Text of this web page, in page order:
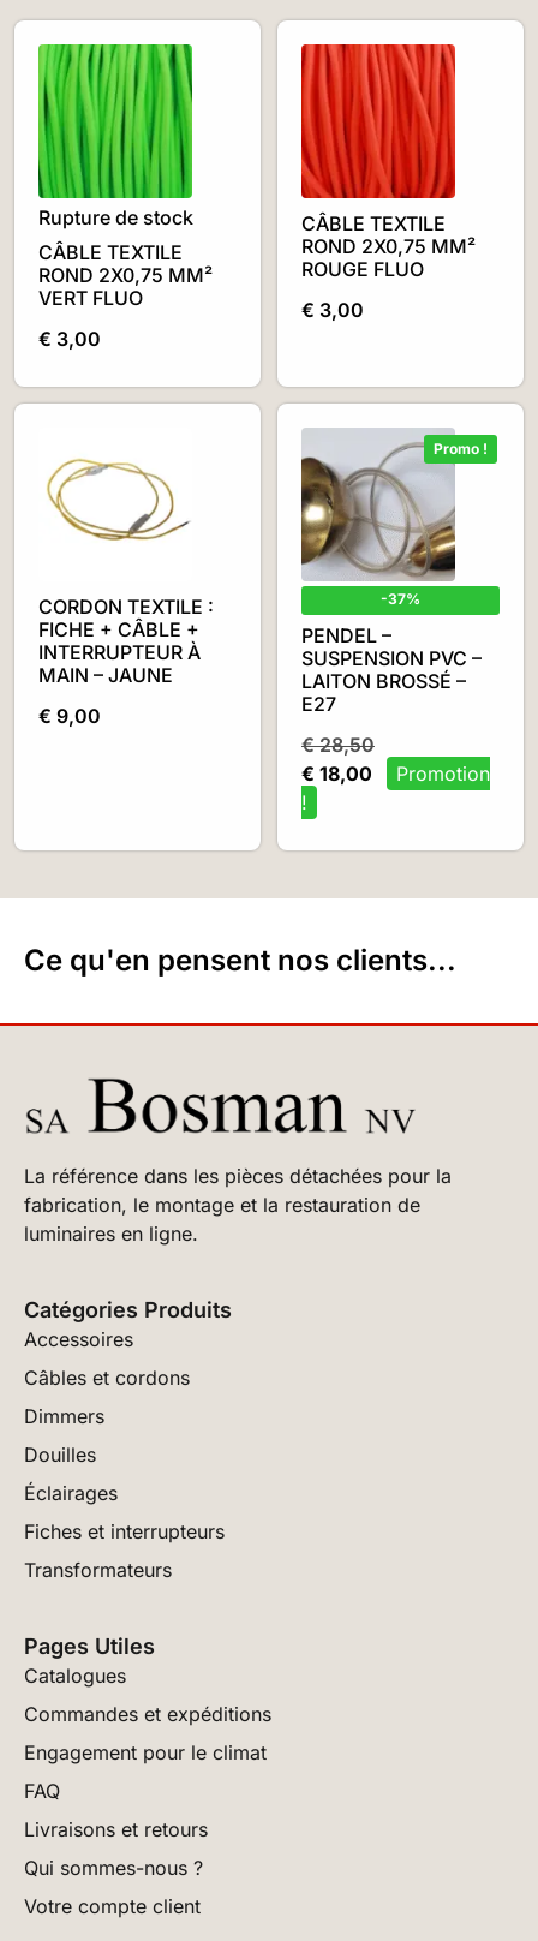
Rupture de stock
CÂBLE TEXTILE
ROND 2X0,75 MM²
VERT FLUO
€ 3,00
CÂBLE TEXTILE
ROND 2X0,75 MM²
ROUGE FLUO
€ 3,00
CORDON TEXTILE :
FICHE + CÂBLE +
INTERRUPTEUR À
MAIN – JAUNE
€ 9,00
Promo !
-37%
PENDEL –
SUSPENSION PVC –
LAITON BROSSÉ –
E27
€28,50
€ 18,00
Ce qu'en pensent nos clients...
La référence dans les pièces détachées pour la
fabrication, le montage et la restauration de
luminaires en ligne.
Catégories Produits
Accessoires
Câbles et cordons
Dimmers
Douilles
Éclairages
Fiches et interrupteurs
Transformateurs
Pages Utiles
Catalogues
Commandes et expéditions
Engagement pour le climat
FAQ
Livraisons et retours
Qui sommes-nous ?
Votre compte client